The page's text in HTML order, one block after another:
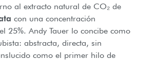
al extracto natural de CO₂ de
con una concentración
25%. Andy Tauer lo concibe como
abstracta, directa, sin
como el primer hilo de